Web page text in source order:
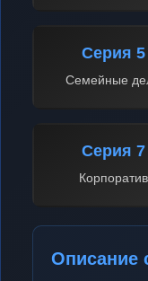
Серия 5
Семейные
Серия 7
Корпоратив
Описание